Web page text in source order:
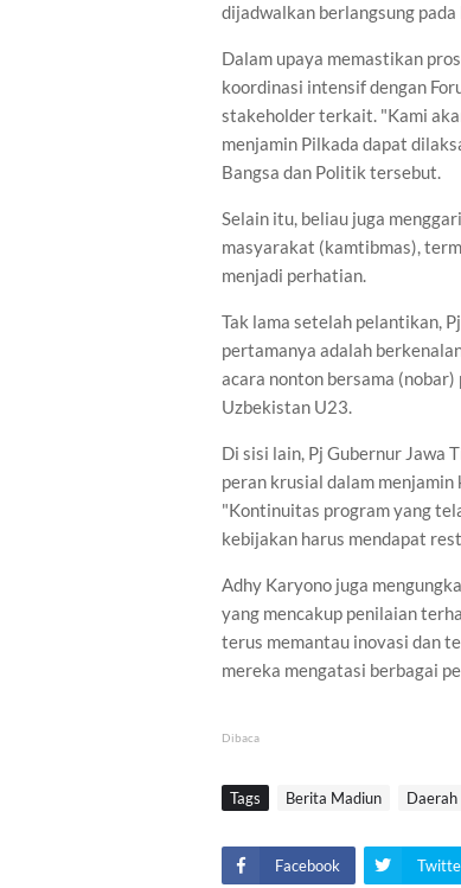
dijadwalkan berlangsung
Dalam upaya memastikan
koordinasi intensif dengan
stakeholder terkait. "Kami
menjamin Pilkada dapat
Bangsa dan Politik tersebut.
Selain itu, beliau juga
masyarakat (kamtibmas),
menjadi perhatian.
Tak lama setelah pelantikan,
pertamanya adalah
acara nonton bersama
Uzbekistan U23.
Di sisi lain, Pj Gubernur Jawa
peran krusial dalam menjamin
"Kontinuitas program yang
kebijakan harus mendapat
Adhy Karyono juga
yang mencakup penilaian
terus memantau inovasi dan
mereka mengatasi berbagai
Dibaca
Tags Berita Madiun Daerah
Facebook